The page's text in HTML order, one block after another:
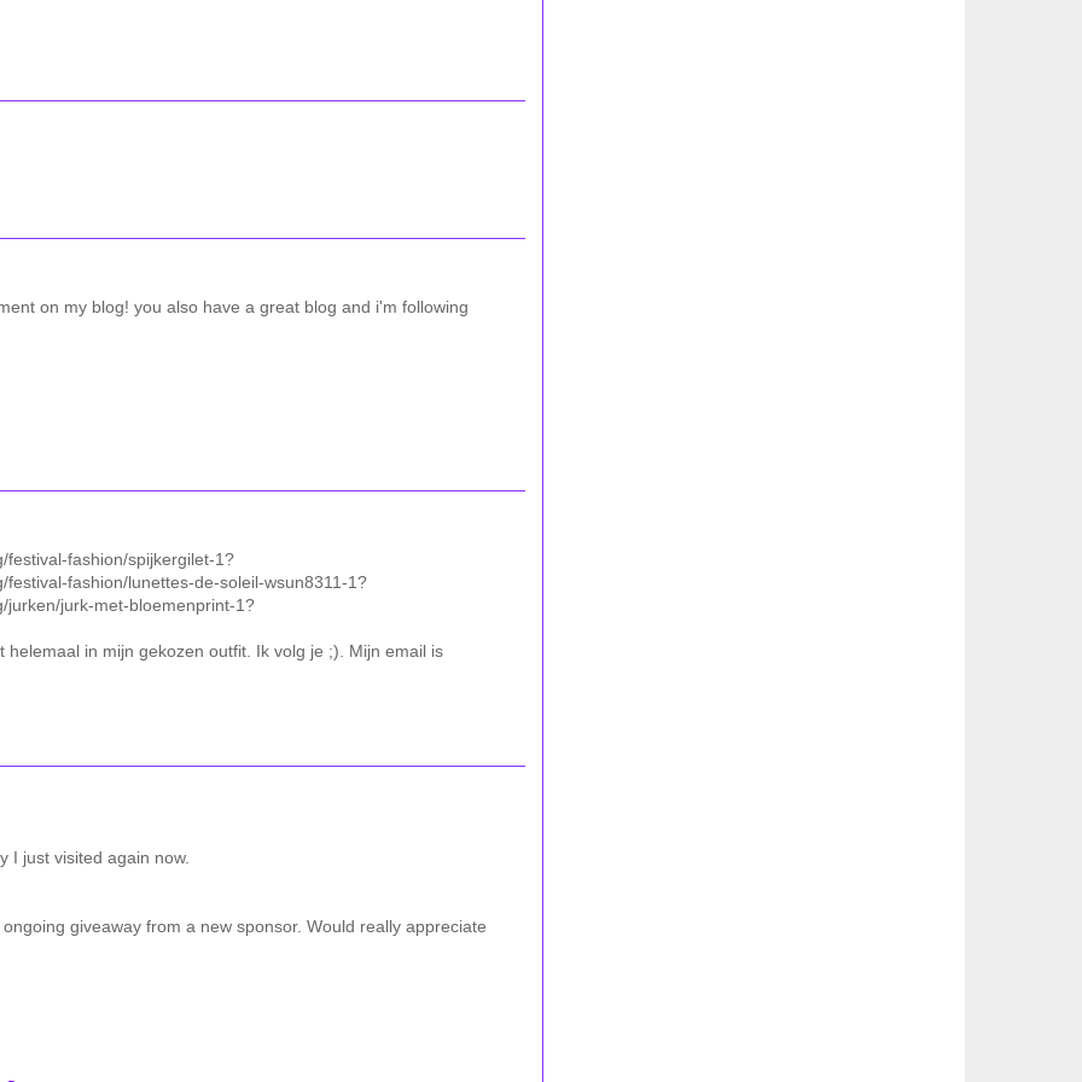
on my blog! you also have a great blog and i'm following
festival-fashion/spijkergilet-1?
fashion/lunettes-de-soleil-wsun8311-1?
jurken/jurk-met-bloemenprint-1?
in mijn gekozen outfit. Ik volg je ;). Mijn email is
I just visited again now.
giveaway from a new sponsor. Would really appreciate